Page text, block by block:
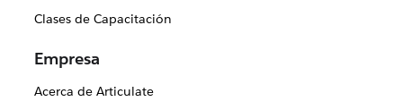
Clases de Capacitación
Empresa
Acerca de Articulate